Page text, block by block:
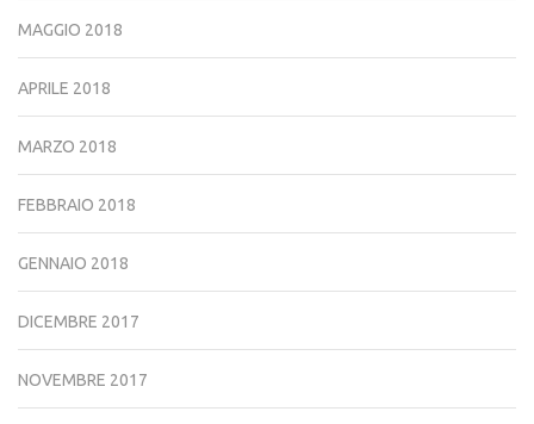
MAGGIO 2018
APRILE 2018
MARZO 2018
FEBBRAIO 2018
GENNAIO 2018
DICEMBRE 2017
NOVEMBRE 2017